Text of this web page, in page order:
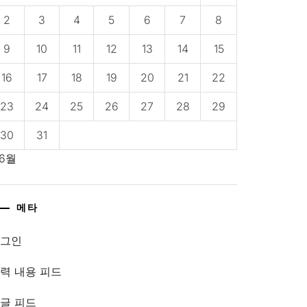
2 3 4 5 6 7 8
9 10 11 12 13 14 15
16 17 18 19 20 21 22
23 24 25 26 27 28 29
30
31
월
메타
인
내용 피드
피드